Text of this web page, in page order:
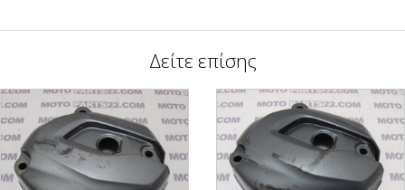
Δείτε επίσης